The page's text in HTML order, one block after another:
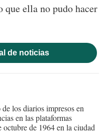
que ella no pudo hacer
de noticias
los diarios impresos en
en las plataformas
de 1964 en la ciudad